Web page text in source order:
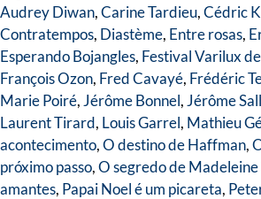
Audrey Diwan,Carine Tardieu,Cédric
Contratempos, Diastème, Entre rosas,
Esperando Bojangles, Festival Varilux
François Ozon, Fred Cavayé, Frédéric
Marie Poiré, Jérôme Bonnel, Jérôme
Laurent Tirard, Louis Garrel, Mathieu
acontecimento,O destino de Haffman,
próximo passo,O segredo de Madeleine
amantes, Papai Noel é um picareta,